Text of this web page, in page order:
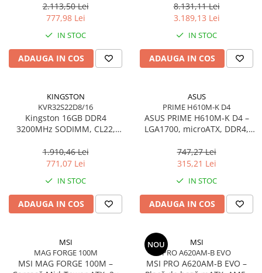
2.113,50 Lei
777,98 Lei
IN STOC
ADAUGA IN COS
8.131,11 Lei
3.189,13 Lei
IN STOC
ADAUGA IN COS
KINGSTON
KVR32S22D8/16
Kingston 16GB DDR4
3200MHz SODIMM, CL22,
KVR32S22D8/16
1.910,46 Lei
771,07 Lei
IN STOC
ADAUGA IN COS
ASUS
PRIME H610M-K D4
ASUS PRIME H610M‑K D4 –
LGA1700, microATX, DDR4,
747,27 Lei
315,21 Lei
IN STOC
ADAUGA IN COS
MSI
MAG FORGE 100M
MSI MAG FORGE 100M –
NOU
MSI
PRO A620AM-B EVO
MSI PRO A620AM‑B EVO –